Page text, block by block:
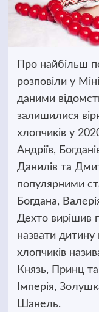
Про найбільш
розповіли у
даними
залишилися
хлопчиків у
Андріїв,
Данилів та
популярними
Богдана,
Дехто вирішив
назвати
хлопчиків
Князь, Принц
Імперія,
Шанель.